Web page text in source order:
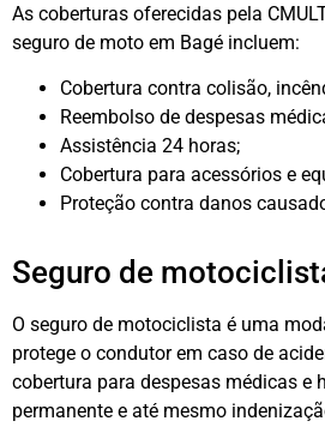
As coberturas oferecidas pela
seguro de moto em Bagé incluem:
Cobertura contra colisão,
Reembolso de despesas
Assistência 24 horas;
Cobertura para acessórios e
Proteção contra danos
Seguro de
O seguro de motociclista é uma
protege o condutor em caso de
cobertura para despesas médicas e
permanente e até mesmo